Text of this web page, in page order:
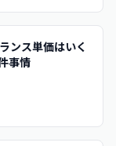
ンス単価はいく
事情